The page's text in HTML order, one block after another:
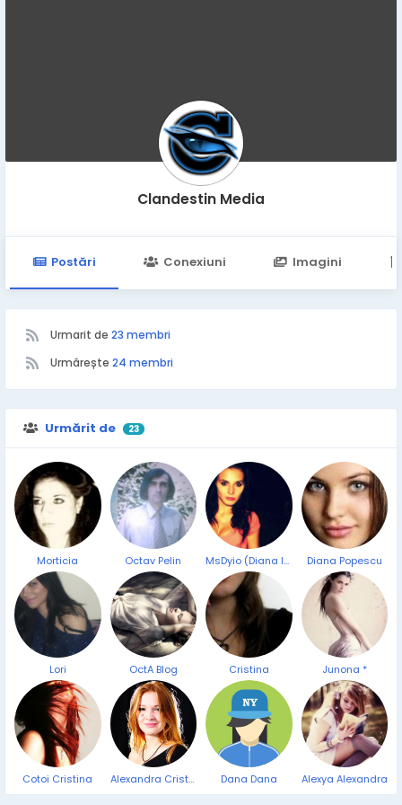
Clandestin Media
Postări Conexiuni Imagini
Urmarit de 23 membri
Urmărește 24 membri
Urmărit de 23
Morticia Octav Pelin MsDyio (Diana Ioana) Diana Popescu
Lori OctA Blog Cristina Junona *
Cotoi Cristina Alexandra Cristea Dana Dana Alexya Alexandra